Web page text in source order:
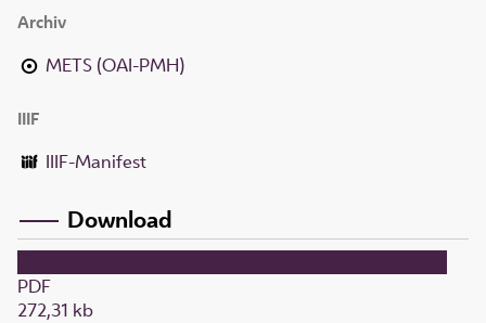
Archiv
METS (OAI-PMH)
IIIF
IIIF-Manifest
Download
PDF
272,31 kb